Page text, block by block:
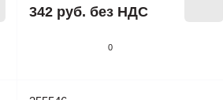
0
342 руб. без НДС